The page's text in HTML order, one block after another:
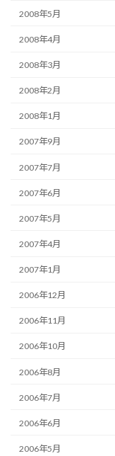
2008年5月
2008年4月
2008年3月
2008年2月
2008年1月
2007年9月
2007年7月
2007年6月
2007年5月
2007年4月
2007年1月
2006年12月
2006年11月
2006年10月
2006年8月
2006年7月
2006年6月
2006年5月